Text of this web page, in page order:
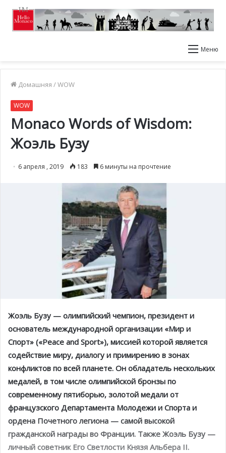
Меню
Домашняя /WOW
WOW
Monaco Words of Wisdom:
Жоэль Бузу
6 апреля , 2019 183 6 минуты на прочтение
Жоэль Бузу — олимпийский чемпион, президент и
основатель международной организации «Мир и
Спорт» («Peace and Sport»), миссией которой является
содействие миру, диалогу и примирению в зонах
конфликтов по всей планете. Он обладатель нескольких
медалей, в том числе олимпийской бронзы по
современному пятиборью, золотой медали от
французского Департамента Молодежи и Спорта и
ордена Почетного легиона — самой высокой
гражданской награды во Франции. Также Жоэль Бузу —
личный советник Его Светлости Князя Альбера II.